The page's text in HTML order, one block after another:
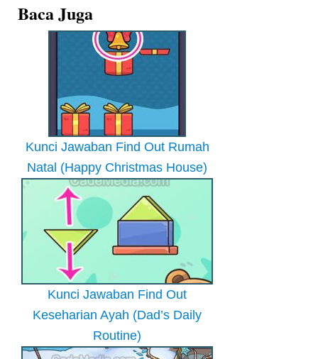
Baca Juga
Kunci Jawaban Find Out Rumah
Natal (Happy Christmas House)
Kunci Jawaban Find Out
Keseharian Ayah (Dad’s Daily
Routine)